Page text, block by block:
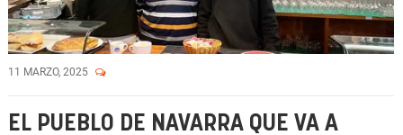
11 MARZO, 2025
EL PUEBLO DE NAVARRA QUE VA A